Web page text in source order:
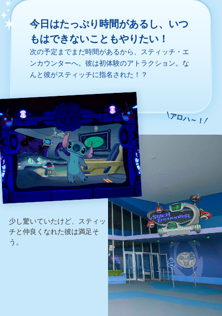
今日はたっぷり時間があるし、いつ
もはできないこともやりたい！
次の予定までまだ時間があるから、スティッチ・エ
ンカウンターへ。彼は初体験のアトラクション。な
んと彼がスティッチに指名された！？
アロハ～！
少し驚いていたけど、スティッ
チと仲良くなれた彼は満足そ
う。